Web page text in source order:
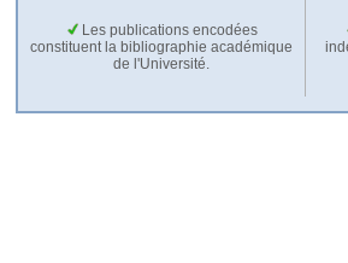
Les publications encodées
constituent la bibliographie académique
de l'Université.